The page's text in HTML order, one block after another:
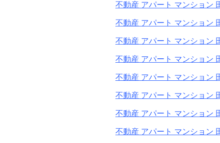
不動産 アパート マンション
不動産 アパート マンション
不動産 アパート マンション
不動産 アパート マンション
不動産 アパート マンション
不動産 アパート マンション
不動産 アパート マンション
不動産 アパート マンション